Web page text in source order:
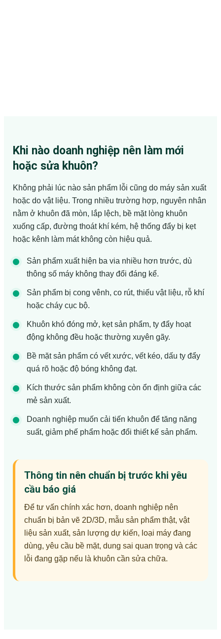
Khi nào doanh nghiệp nên làm mới
hoặc sửa khuôn?
Không phải lúc nào sản phẩm lỗi cũng do máy sản xuất
hoặc do vật liệu. Trong nhiều trường hợp, nguyên nhân
nằm ở khuôn đã mòn, lắp lệch, bề mặt lòng khuôn
xuống cấp, đường thoát khí kém, hệ thống đẩy bị kẹt
hoặc kênh làm mát không còn hiệu quả.
Sản phẩm xuất hiện ba via nhiều hơn trước, dù
thông số máy không thay đổi đáng kể.
Sản phẩm bị cong vênh, co rút, thiếu vật liệu, rỗ khí
hoặc cháy cục bộ.
Khuôn khó đóng mở, kẹt sản phẩm, ty đẩy hoạt
động không đều hoặc thường xuyên gãy.
Bề mặt sản phẩm có vết xước, vết kéo, dấu ty đẩy
quá rõ hoặc độ bóng không đạt.
Kích thước sản phẩm không còn ổn định giữa các
mẻ sản xuất.
Doanh nghiệp muốn cải tiến khuôn để tăng năng
suất, giảm phế phẩm hoặc đổi thiết kế sản phẩm.
Thông tin nên chuẩn bị trước khi yêu
cầu báo giá
Để tư vấn chính xác hơn, doanh nghiệp nên
chuẩn bị bản vẽ 2D/3D, mẫu sản phẩm thật, vật
liệu sản xuất, sản lượng dự kiến, loại máy đang
dùng, yêu cầu bề mặt, dung sai quan trọng và các
lỗi đang gặp nếu là khuôn cần sửa chữa.